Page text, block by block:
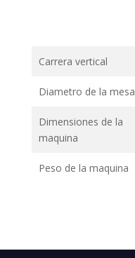
Carrera vertical
Diametro de la mesa
Dimensiones de la
maquina
Peso de la maquina